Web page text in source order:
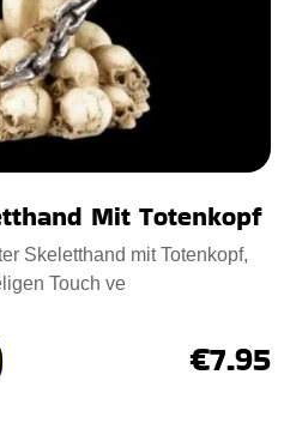
Mit Totenkopf
Skeletthand mit Totenkopf,
Touch ve
€7.95